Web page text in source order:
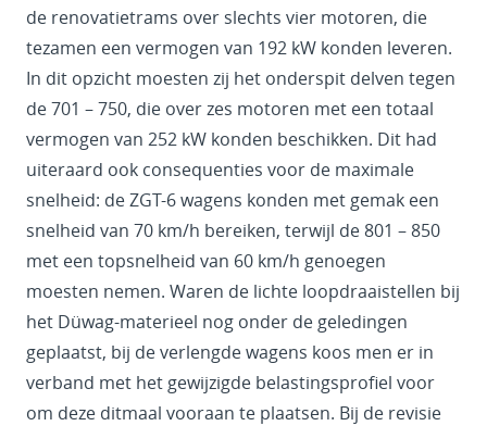
de renovatietrams over slechts vier motoren, die
tezamen een vermogen van 192 kW konden leveren.
In dit opzicht moesten zij het onderspit delven tegen
de 701 – 750, die over zes motoren met een totaal
vermogen van 252 kW konden beschikken. Dit had
uiteraard ook consequenties voor de maximale
snelheid: de ZGT-6 wagens konden met gemak een
snelheid van 70 km/h bereiken, terwijl de 801 – 850
met een topsnelheid van 60 km/h genoegen
moesten nemen. Waren de lichte loopdraaistellen bij
het Düwag-materieel nog onder de geledingen
geplaatst, bij de verlengde wagens koos men er in
verband met het gewijzigde belastingsprofiel voor
om deze ditmaal vooraan te plaatsen. Bij de revisie